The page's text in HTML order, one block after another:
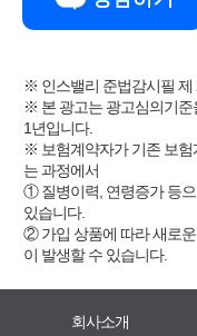
※ 인스밸리 준법감시필 제
※ 본 광고는 광고심의기준
1년입니다.
※ 보험계약자가 기존 보험
는 과정에서
① 질병이력, 연령증가 등
있습니다.
② 가입 상품에 따라 새로
이 발생할 수 있습니다.
회사소개